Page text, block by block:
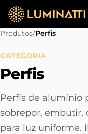
Produtos/Perfis
CATEGORIA
Perfis
Perfis de
sobrepor, embutir,
para luz uniforme.